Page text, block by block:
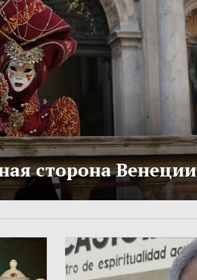
сторона Венеции